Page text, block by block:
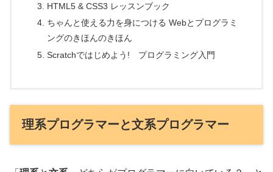
HTML5 & CSS3 レッスンブック
ちゃんと使える力を身につける Webとプログラミ
ングのきほんのきほん
Scratchではじめよう! プログラミング入門
理系プログラマーと文系プログラマー